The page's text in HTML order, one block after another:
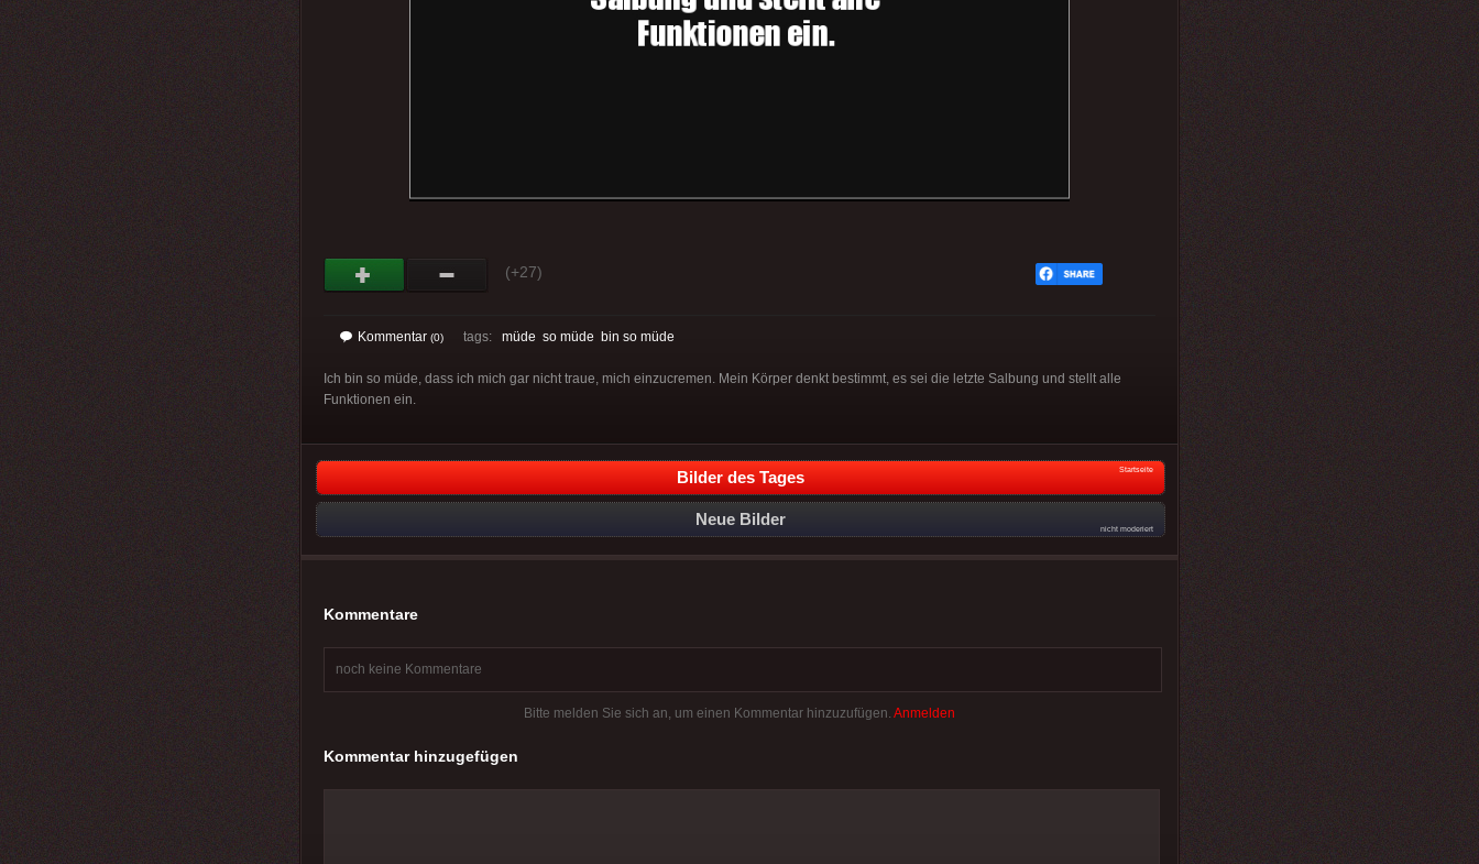
(+27)
Kommentar (0) tags: müde so müde bin so müde
Ich bin so müde, dass ich mich gar nicht traue, mich einzucremen. Mein Körper denkt bestimmt, es sei die letzte Salbung und stellt alle
Funktionen ein.
Bilder des Tages Startseite
Neue Bilder
nicht moderiert
Kommentare
noch keine Kommentare
Bitte melden Sie sich an, um einen Kommentar hinzuzufügen. Anmelden
Kommentar hinzugefügen